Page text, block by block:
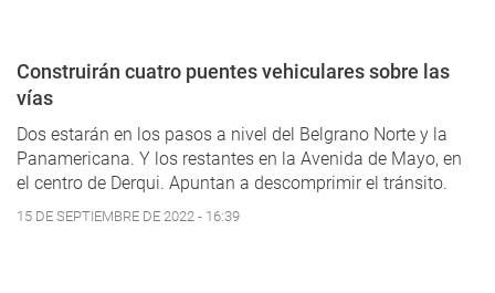
Construirán cuatro puentes vehiculares sobre las
vías
Dos estarán en los pasos a nivel del Belgrano Norte y la
Panamericana. Y los restantes en la Avenida de Mayo, en
el centro de Derqui. Apuntan a descomprimir el tránsito.
15 DE SEPTIEMBRE DE 2022 - 16:39